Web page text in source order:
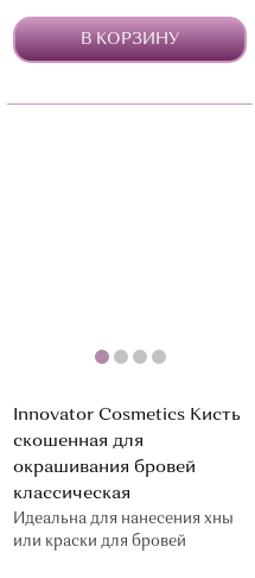
В КОРЗИНУ
Innovator Cosmetics Кисть
скошенная для
окрашивания бровей
классическая
Идеальна для нанесения хны
или краски для бровей